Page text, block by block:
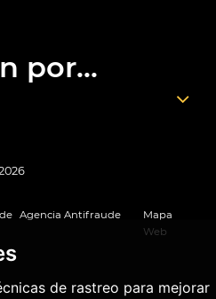
de rastreo para mejorar
por...
Agencia Antifraude
Mapa
Web